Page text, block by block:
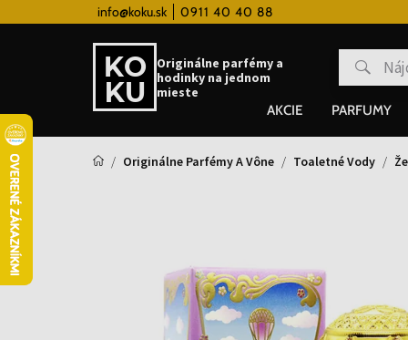
info@koku.sk 0911 40 40 88Vernostný systém
Originálne parfémy a
hodinky na jednom
mieste
AKCIE PARFUMY
Originálne Parfémy A Vône Toaletné Vody